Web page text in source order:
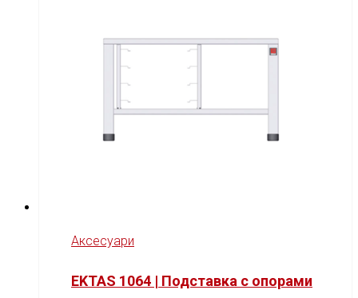
Аксесуари
EKTAS 1064 | Подставка с опорами